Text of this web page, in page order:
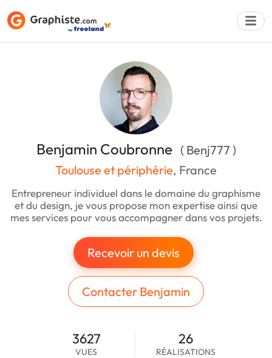
Benjamin Coubronne ( Benj777 )
Toulouse et périphérie, France
Entrepreneur individuel dans le domaine du graphisme
et du design, je vous propose mon expertise ainsi que
mes services pour vous accompagner dans vos projets.
Recevoir un devis
Contacter Benjamin
3627
VUES
26
RÉALISATIONS